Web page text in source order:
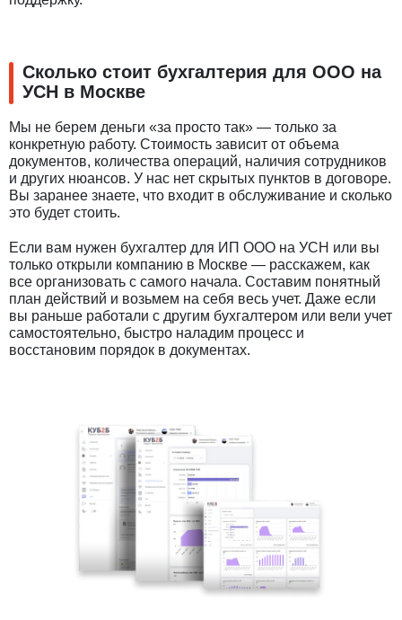
Сколько стоит бухгалтерия для ООО на
УСН в Москве
Мы не берем деньги «за просто так» — только за
конкретную работу. Стоимость зависит от объема
документов, количества операций, наличия сотрудников
и других нюансов. У нас нет скрытых пунктов в договоре.
Вы заранее знаете, что входит в обслуживание и сколько
это будет стоить.
Если вам нужен бухгалтер для ИП ООО на УСН или вы
только открыли компанию в Москве — расскажем, как
все организовать с самого начала. Составим понятный
план действий и возьмем на себя весь учет. Даже если
вы раньше работали с другим бухгалтером или вели учет
самостоятельно, быстро наладим процесс и
восстановим порядок в документах.